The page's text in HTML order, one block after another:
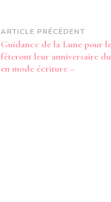
Navigation
d’article
ARTICLE PRÉCÉDENT
Guidance de la Lune pour
fêteront leur anniversaire
en mode écriture –